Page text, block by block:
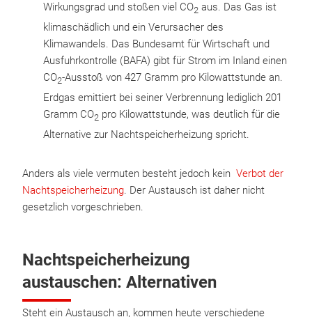
Wirkungsgrad und stoßen viel CO2 aus. Das Gas ist
klimaschädlich und ein Verursacher des
Klimawandels. Das Bundesamt für Wirtschaft und
Ausfuhrkontrolle (BAFA) gibt für Strom im Inland einen
CO2-Ausstoß von 427 Gramm pro Kilowattstunde an.
Erdgas emittiert bei seiner Verbrennung lediglich 201
Gramm CO2 pro Kilowattstunde, was deutlich für die
Alternative zur Nachtspeicherheizung spricht.
Anders als viele vermuten besteht jedoch kein Verbot der
Nachtspeicherheizung. Der Austausch ist daher nicht
gesetzlich vorgeschrieben.
Nachtspeicherheizung
austauschen: Alternativen
Steht ein Austausch an, kommen heute verschiedene